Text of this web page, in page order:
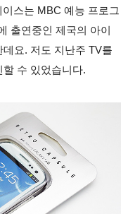
스는 MBC 예능 프로그
출연중인 제국의 아이
데요. 저도 지난주 TV를
수 있었습니다.